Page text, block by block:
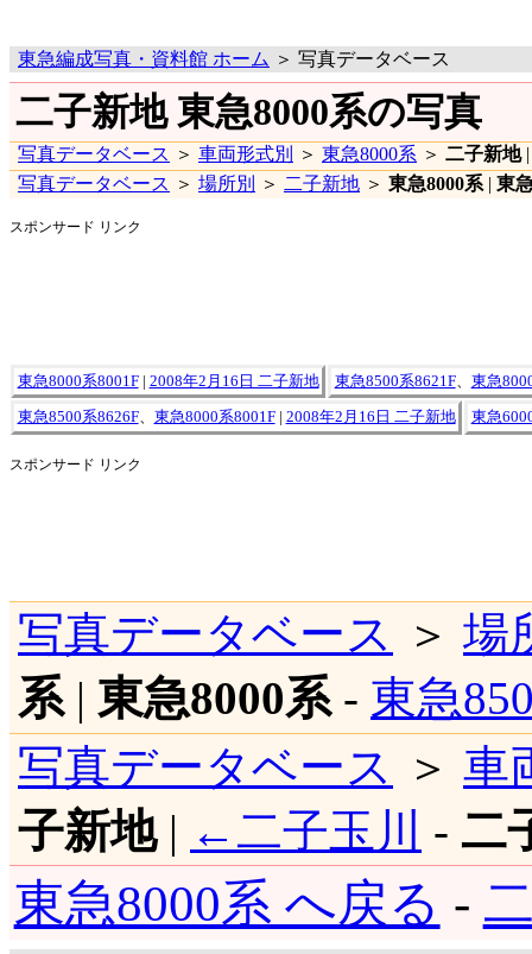
東急編成写真・資料館 ホーム ＞ 写真データベース
二子新地 東急8000系の写真
写真データベース ＞ 車両形式別 ＞ 東急8000系 ＞ 二子新地
写真データベース ＞ 場所別 ＞ 二子新地 ＞ 東急8000系 | 東
スポンサード リンク
東急8000系8001F| 2008年2月16日 二子新地 東急8500系8621F、 東急
東急8500系8626F、 東急8000系8001F| 2008年2月16日 二子新地 東急
スポンサード リンク
写真データベース ＞ 場
系| 東急8000系- 東急
写真データベース
＞ 車
子新地| ←二子玉川 - 二
東急8000系 へ戻る -